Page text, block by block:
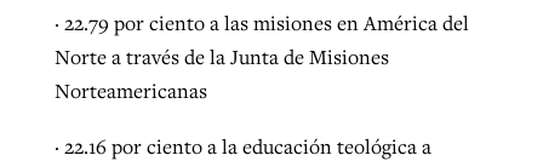
· 22.79 por ciento a las misiones en América del
Norte a través de la Junta de Misiones
Norteamericanas
· 22.16 por ciento a la educación teológica a